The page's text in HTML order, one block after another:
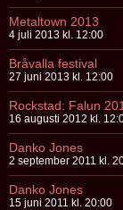
Metaltown 2013
4 juli 2013 kl. 12:00
Bråvalla festival
27 juni 2013 kl. 12:00
Rockstad: Falun
16 augusti 2012 kl.
Danko Jones
2 september 2011 kl.
Danko Jones
15 juni 2011 kl. 20:00